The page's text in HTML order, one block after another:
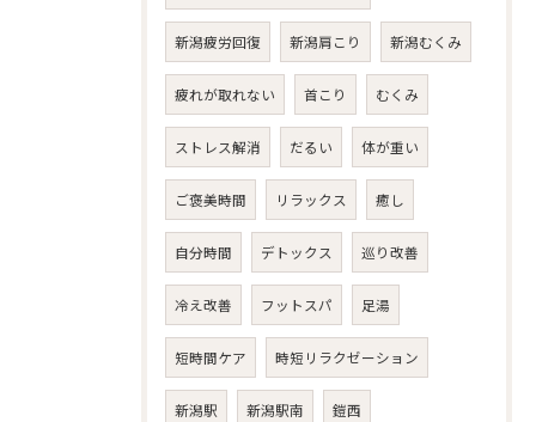
新潟疲労回復 新潟肩こり 新潟むくみ
疲れが取れない 首こり むくみ
ストレス解消 だるい 体が重い
ご褒美時間 リラックス 癒し
自分時間 デトックス 巡り改善
冷え改善 フットスパ 足湯
短時間ケア 時短リラクゼーション
新潟駅 新潟駅南 鎧西